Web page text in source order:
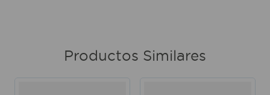
Productos Similares